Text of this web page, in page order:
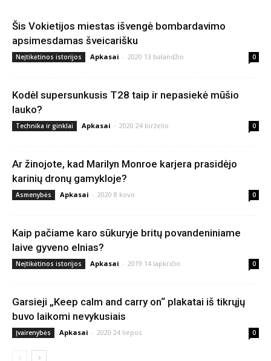
Šis Vokietijos miestas išvengė bombardavimo
apsimesdamas šveicarišku
Neįtikėtinos istorijos Apkasai - 2020 13 balandžio 0
Kodėl supersunkusis T28 taip ir nepasiekė mūšio
lauko?
Technika ir ginklai Apkasai - 2020 24 birželio 0
Ar žinojote, kad Marilyn Monroe karjera prasidėjo
karinių dronų gamykloje?
Asmenybės Apkasai - 2020 8 kovo 0
Kaip pačiame karo sūkuryje britų povandeniniame
laive gyveno elnias?
Neįtikėtinos istorijos Apkasai - 2019 14 lapkričio 0
Garsieji „Keep calm and carry on“ plakatai iš tikrųjų
buvo laikomi nevykusiais
Įvairenybės Apkasai - 2020 24 liepos 0